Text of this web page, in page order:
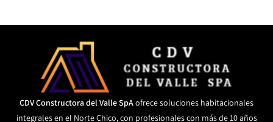
CDV Constructora del Valle SpAofrece soluciones habitacionales
integrales en el Norte Chico, con profesionales con más de 10 años